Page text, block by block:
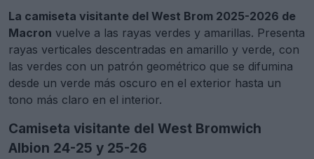
La camiseta visitante del West Brom 2025-2026 de
Macron vuelve a las rayas verdes y amarillas. Presenta
rayas verticales descentradas en amarillo y verde, con
las verdes con un patrón geométrico que se difumina
desde un verde más oscuro en el exterior hasta un
tono más claro en el interior.
Camiseta visitante del West Bromwich
Albion 24-25 y 25-26